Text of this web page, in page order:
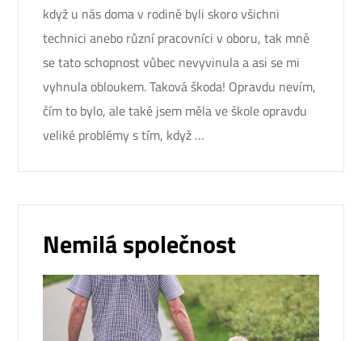
když u nás doma v rodině byli skoro všichni
technici anebo různí pracovníci v oboru, tak mně
se tato schopnost vůbec nevyvinula a asi se mi
vyhnula obloukem. Taková škoda! Opravdu nevím,
čím to bylo, ale také jsem měla ve škole opravdu
veliké problémy s tím, když …
Nemilá společnost